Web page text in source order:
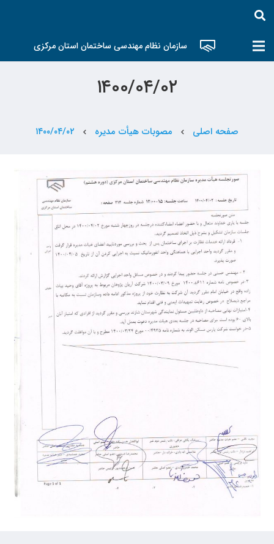
سازمان نظام مهندسی ساختمان استان مرکزی
۱۴۰۰/۰۴/۰۲
صفحه اصلی chevron_left مصوبات هیأت مدیره chevron_left ۱۴۰۰/۰۴/۰۲